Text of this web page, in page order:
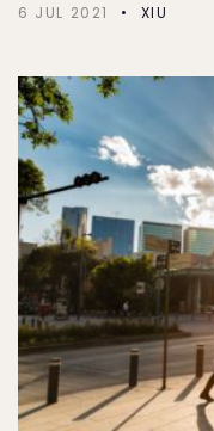
6 JUL 2021 XIU